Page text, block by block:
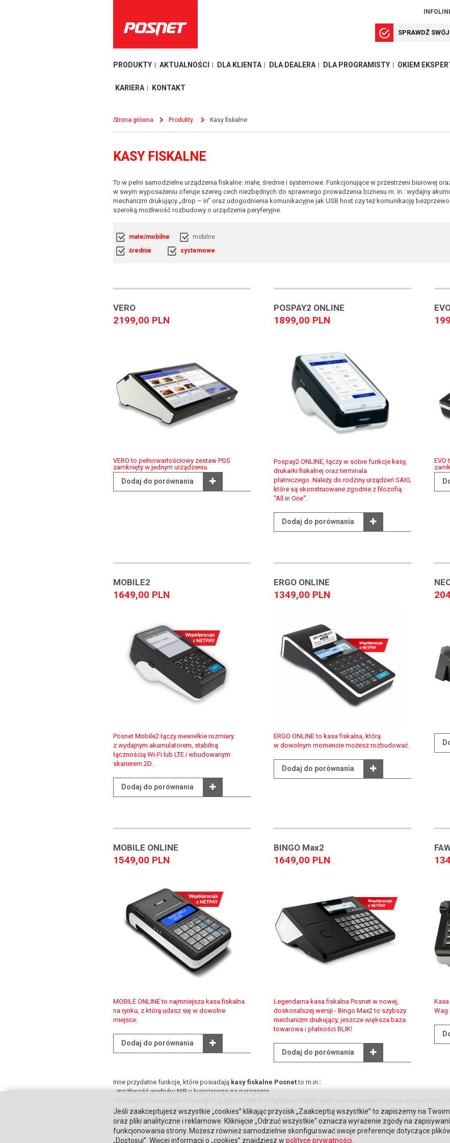
SPRAWDŹ
PRODUKTY AKTUALNOŚCI DLA KLIENTA DLA DEALERA DLA PROGRAMISTY OKIEM
KARIERA KONTAKT
Strona główna Produkty Kasy fiskalne
KASY FISKALNE
To w pełni samodzielne urządzenia fiskalne: małe, średnie i systemowe. Funkcjonujące w przestrzeni biurowej
w swym wyposażeniu oferuje szereg cech niezbędnych do sprawnego prowadzenia biznesu m. in.: wydajny
mechanizm drukujący „drop – in” oraz udogodnienia komunikacyjne jak USB host czy też komunikację
szeroką możliwość rozbudowy o urządzenia peryferyjne.
małe/mobilne
mobilne
średnie
systemowe
VERO
2199,00 PLN
VERO to pełnowartościowy zestaw POS
zamknięty w jednym urządzeniu.
Dodaj do porównania
POSPAY2 ONLINE
1899,00 PLN
Pospay2 ONLINE, łączy w sobie funkcje kasy,
drukarki fiskalnej oraz terminala
płatniczego. Należy do rodziny urządzeń SAIO,
które są skonstruowane zgodnie z filozofią
"All in One".
Dodaj do porównania
EVO
MOBILE2
1649,00 PLN
Posnet Mobile2 łączy niewielkie rozmiary
z wydajnym akumulatorem, stabilną
łącznością Wi-Fi lub LTE i wbudowanym
skanerem 2D.
Dodaj do porównania
ERGO ONLINE
1349,00 PLN
ERGO ONLINE to kasa fiskalna, którą
w dowolnym momencie możesz rozbudować.
Dodaj do porównania
MOBILE ONLINE
1549,00 PLN
MOBILE ONLINE to najmniejsza kasa fiskalna
na rynku, z którą udasz się w dowolne
miejsce.
Dodaj do porównania
BINGO Max2
1649,00 PLN
Legendarna kasa fiskalna Posnet w nowej,
doskonalszej wersji - Bingo Max2 to szybszy
mechanizm drukujący, jeszcze większa baza
towarowa i płatności BLIK!
Dodaj do porównania
Wag
Inne przydatne funkcje, które posiadają kasy fiskalne Posnetto m.in.:
- możliwość wydruku NIP-u kupującego na paragonie
komunikat np. o konieczności wykonania raportu miesięcznego, dniu płatności podatku, czy urodzinach szefa.
Kasy fiskalne Posnet to wysoka jakość wykonania, nowoczesny design, przystępna cena i wiele, przydatnych
Jeśli zaakceptujesz wszystkie „cookies” klikając przycisk „Zaakceptuj wszystkie” to zapiszemy na
oraz pliki analityczne i reklamowe. Kliknięcie „Odrzuć wszystkie" oznacza wyrażenie zgody na
funkcjonowania strony. Możesz również samodzielnie skonfigurować swoje preferencje dotyczące
„Dostosuj”. Więcej informacji o „cookies” znajdziesz w polityce prywatności